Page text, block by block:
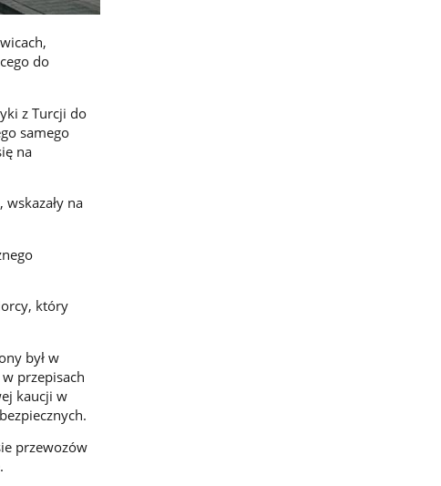
do
z Turcji do
samego
na
na
który
był w
przepisach
kaucji w
przewozów